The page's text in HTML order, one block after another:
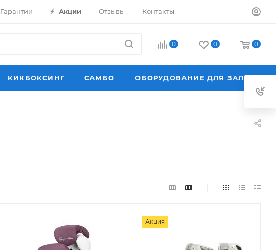
Гарантии Акции Отзывы Контакты
0 0 0
КИКБОКСИНГ САМБО ОБОРУДОВАНИЕ ДЛЯ ЗАЛА
Акция